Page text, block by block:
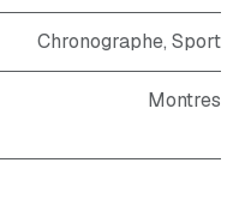
Chronographe, Sport
Montres